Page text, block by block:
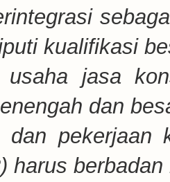
kualifikasi
jasa
dan
pekerjaan
harus